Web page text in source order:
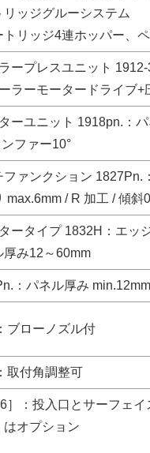
リッジグルーシステム
トリッジ4連ホッパー、
ープレスユニット 1912-
ラーモータードライブ
ーユニット 1918pn.：パ
ファー10°
ファンクション 1827Pn.：
max.6mm / R 加工 / 傾斜
ータイプ 1832H：エッ
厚み12～60mm
：パネル厚み
ブローノズル付
取付角調整可
］：投入口とサーフェ
オプション